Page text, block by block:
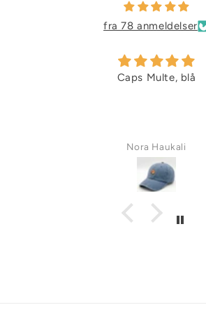
fra 78 anmeldelser